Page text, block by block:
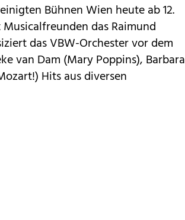
Bühnen Wien heute ab 12.
das Raimund
das VBW-Orchester vor dem
van Dam (Mary Poppins), Barbara
Hits aus diversen